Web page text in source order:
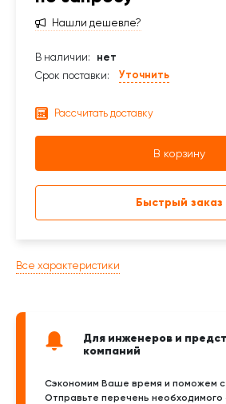
Все характеристики
Для инженеров и
компаний
Сэкономим Ваше время и поможем
Отправьте перечень
Нашли дешевле?
В наличии:
нет
Срок поставки:
Уточнить
Рассчитать доставку
В корзину
Быстрый заказ